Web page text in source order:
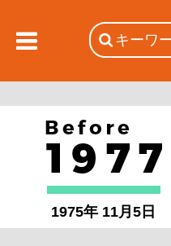
1975年 11月5日